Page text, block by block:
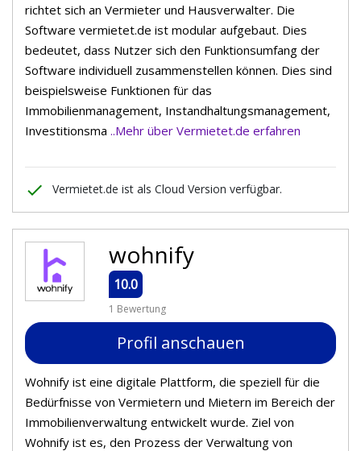
richtet sich an Vermieter und Hausverwalter. Die
Software vermietet.de ist modular aufgebaut. Dies
bedeutet, dass Nutzer sich den Funktionsumfang der
Software individuell zusammenstellen können. Dies sind
beispielsweise Funktionen für das
Immobilienmanagement, Instandhaltungsmanagement,
Investitionsma ..Mehr über Vermietet.de erfahren
done Vermietet.de ist als Cloud Version verfügbar.
wohnify
10.0
1 Bewertung
Profil anschauen
Wohnify ist eine digitale Plattform, die speziell für die
Bedürfnisse von Vermietern und Mietern im Bereich der
Immobilienverwaltung entwickelt wurde. Ziel von
Wohnify ist es, den Prozess der Verwaltung von